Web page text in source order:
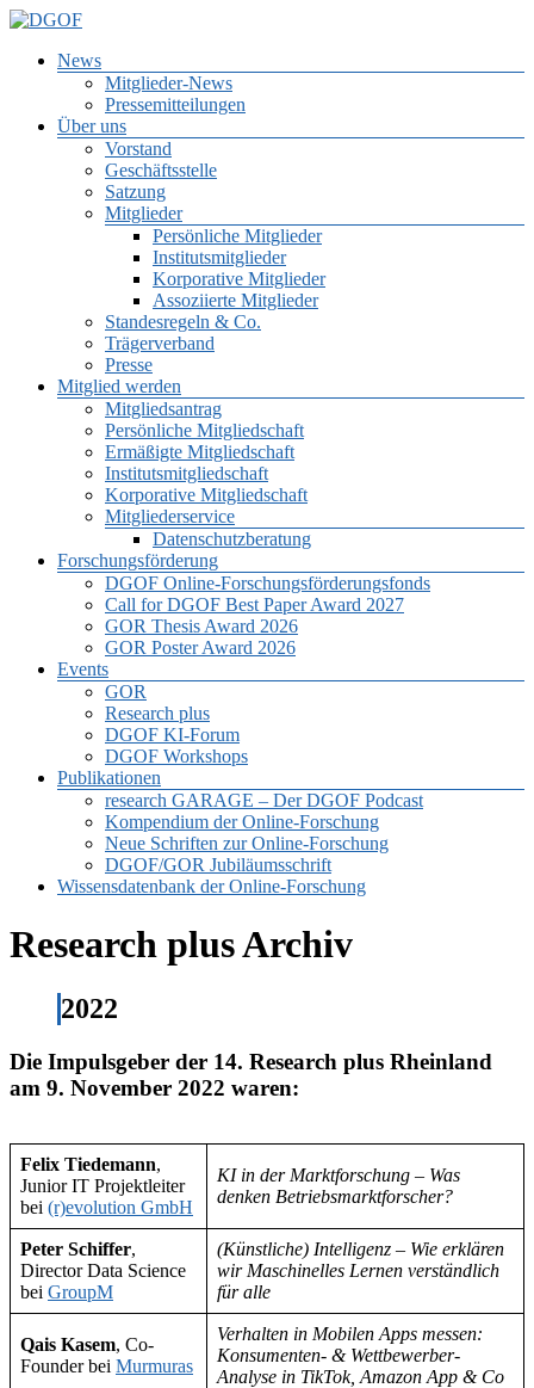
Zum
springen
DGOF
Deutsche Gesellschaft für Online-Forschung e.V.
Menü
News
Mitglieder-News
Pressemitteilungen
Über uns
Vorstand
Geschäftsstelle
Satzung
Mitglieder
Persönliche Mitglieder
Institutsmitglieder
Korporative Mitglieder
Assoziierte Mitglieder
Standesregeln & Co.
Trägerverband
Presse
Mitglied werden
Mitgliedsantrag
Persönliche Mitgliedschaft
Ermäßigte Mitgliedschaft
Institutsmitgliedschaft
Korporative Mitgliedschaft
Mitgliederservice
Datenschutzberatung
Forschungsförderung
DGOF Online-Forschungsförderungsfonds
Call for DGOF Best Paper Award 2027
GOR Thesis Award 2026
GOR Poster Award 2026
Events
GOR
Research plus
DGOF KI-Forum
DGOF Workshops
Publikationen
research GARAGE – Der DGOF Podcast
Kompendium der Online-Forschung
Neue Schriften zur Online-Forschung
DGOF/GOR Jubiläumsschrift
Wissensdatenbank der Online-Forschung
Research plus Archiv
2022
Die Impulsgeber der 14. Research plus Rheinland
am 9. November 2022 waren:
Felix Tiedemann,
Junior IT Projektleiter
bei (r)evolution GmbH
KI in der Marktforschung – Was
denken Betriebsmarktforscher?
Peter Schiffer,
Director Data Science
bei GroupM
(Künstliche) Intelligenz – Wie erklären
wir Maschinelles Lernen verständlich
für alle
Qais Kasem, Co-
Founder bei Murmuras
Verhalten in Mobilen Apps messen:
Konsumenten- & Wettbewerber-
Analyse in TikTok, Amazon App & Co